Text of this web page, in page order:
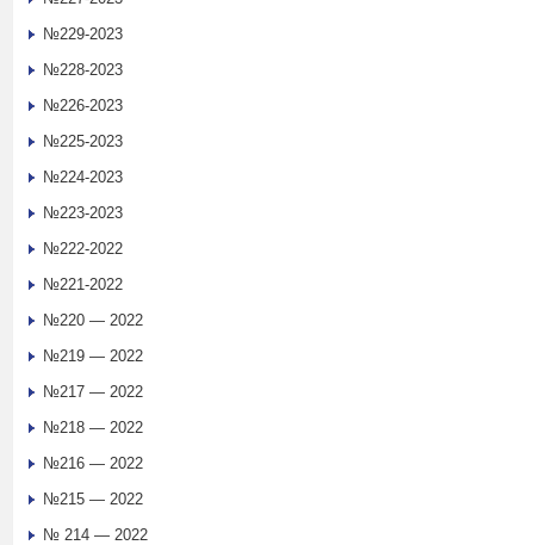
№229-2023
№228-2023
№226-2023
№225-2023
№224-2023
№223-2023
№222-2022
№221-2022
№220 — 2022
№219 — 2022
№217 — 2022
№218 — 2022
№216 — 2022
№215 — 2022
№ 214 — 2022